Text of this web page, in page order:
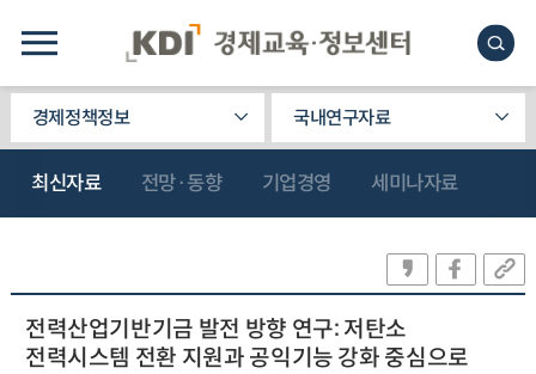
경제정책정보 국내연구자료
최신자료 전망·동향 기업경영 세미나자료
전력산업기반기금 발전 방향 연구: 저탄소
전력시스템 전환 지원과 공익기능 강화 중심으로